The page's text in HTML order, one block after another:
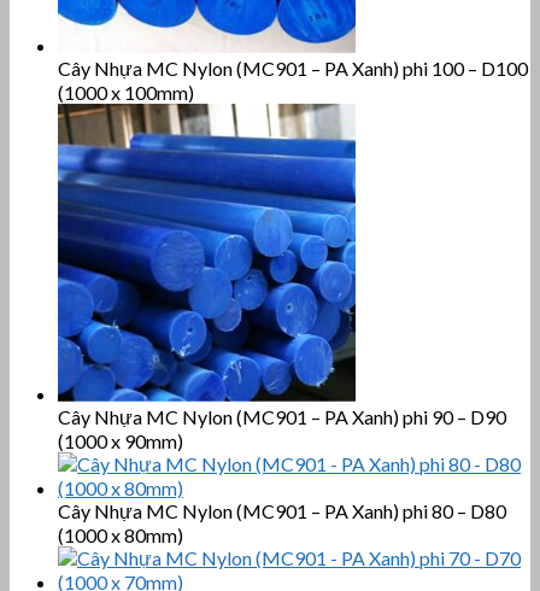
Cây Nhựa MC Nylon (MC901 – PA Xanh) phi 100 – D100
(1000 x 100mm)
Cây Nhựa MC Nylon (MC901 – PA Xanh) phi 90 – D90
(1000 x 90mm)
Cây Nhựa MC Nylon (MC901 – PA Xanh) phi 80 – D80
(1000 x 80mm)